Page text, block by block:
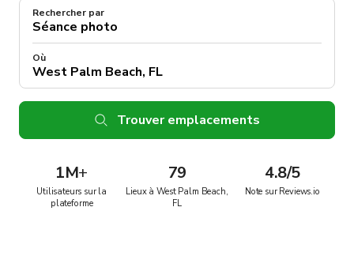
Rechercher par
Où
Trouver emplacements
1M+
Utilisateurs sur la
plateforme
79
Lieux à West Palm Beach,
FL
4.8/5
Note sur Reviews.io